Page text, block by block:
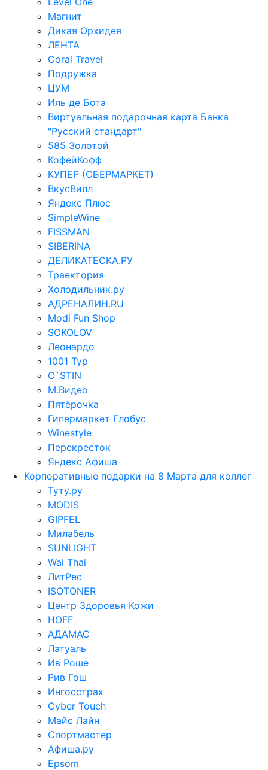
Магнит
Дикая Орхидея
ЛЕНТА
Coral Travel
Подружка
ЦУМ
Иль де Ботэ
Виртуальная подарочная карта Банка
"Русский стандарт"
585 Золотой
КофейКофф
КУПЕР (СБЕРМАРКЕТ)
ВкусВилл
Яндекс Плюс
SimpleWine
FISSMAN
SIBERINA
ДЕЛИКАТЕСКА.РУ
Траектория
Холодильник.ру
АДРЕНАЛИН.RU
Modi Fun Shop
SOKOLOV
Леонардо
1001 Тур
O`STIN
М.Видео
Пятёрочка
Гипермаркет Глобус
Winestyle
Перекресток
Яндекс Афиша
Корпоративные подарки на 8 Марта для коллег
Туту.ру
MODIS
GIPFEL
Милабель
SUNLIGHT
Wai Thai
ЛитРес
ISOTONER
Центр Здоровья Кожи
HOFF
АДАМАС
Лэтуаль
Ив Роше
Рив Гош
Ингосстрах
Cyber Touch
Майс Лайн
Спортмастер
Афиша.ру
Epsom